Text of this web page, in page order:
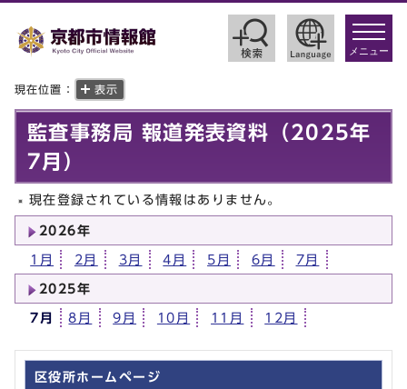
toggle
メニュー
現在位置： 表示
監査事務局 報道発表資料（2025年
7月）
現在登録されている情報はありません。
2026年
1月 2月 3月 4月 5月 6月 7月
2025年
7月 8月 9月 10月 11月 12月
区役所ホームページ